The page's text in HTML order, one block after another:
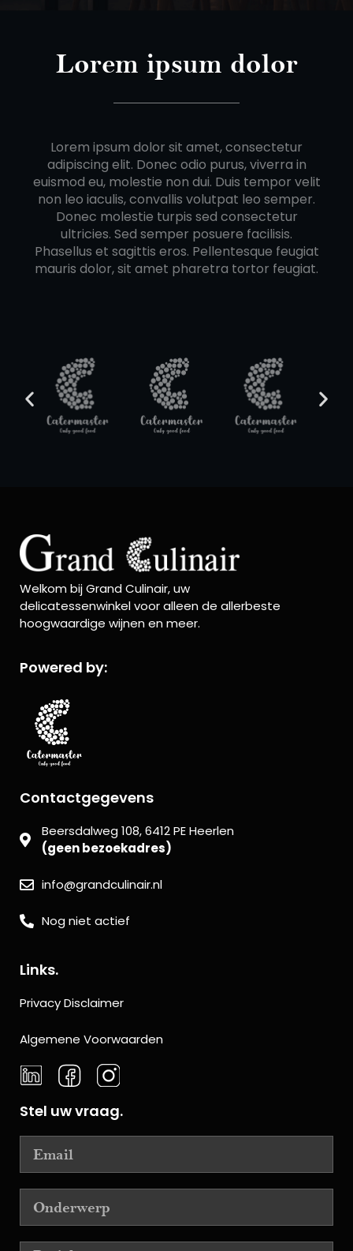
Lorem ipsum dolor
Lorem ipsum dolor sit amet, consectetur
adipiscing elit. Donec odio purus, viverra in
euismod eu, molestie non dui. Duis tempor velit
non leo iaculis, convallis volutpat leo semper.
Donec molestie turpis sed consectetur
ultricies. Sed semper posuere facilisis.
Phasellus et sagittis eros. Pellentesque feugiat
mauris dolor, sit amet pharetra tortor feugiat.
Welkom bij Grand Culinair, uw
delicatessenwinkel voor alleen de allerbeste
hoogwaardige wijnen en meer.
Powered by:
Contactgegevens
Beersdalweg 108, 6412 PE Heerlen
(geen bezoekadres)
info@grandculinair.nl
Nog niet actief
Links.
Privacy Disclaimer
Algemene Voorwaarden
Stel uw vraag.